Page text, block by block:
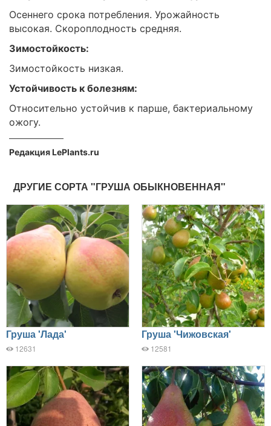
Осеннего срока потребления. Урожайность
высокая. Скороплодность средняя.
Зимостойкость:
Зимостойкость низкая.
Устойчивость к болезням:
Относительно устойчив к парше, бактериальному
ожогу.
Редакция LePlants.ru
ДРУГИЕ СОРТА "ГРУША ОБЫКНОВЕННАЯ"
Груша 'Лада'
12631
Груша 'Чижовская'
12581